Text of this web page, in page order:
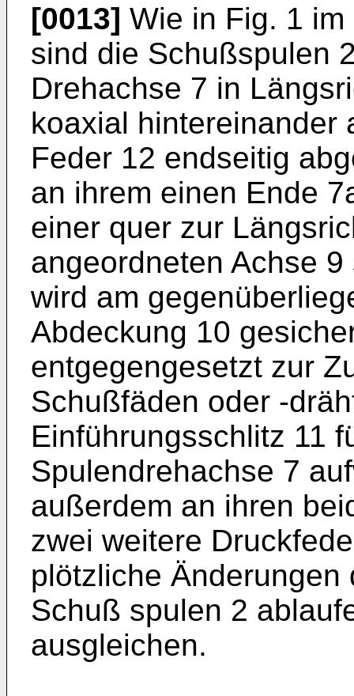
[0013] Wie in Fig. 1
sind die Schußspulen
Drehachse 7 in
koaxial hintereinander
Feder 12 endseitig
an ihrem einen Ende
einer quer zur
angeordneten Achse
wird am
Abdeckung 10
entgegengesetzt zur
Schußfäden oder -
Einführungsschlitz 11
Spulendrehachse 7
außerdem an ihren
zwei weitere
plötzliche
Schuß spulen 2
ausgleichen.